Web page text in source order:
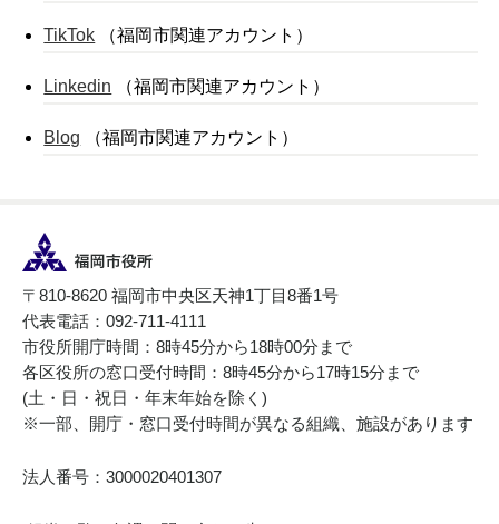
TikTok （福岡市関連アカウント）
Linkedin （福岡市関連アカウント）
Blog （福岡市関連アカウント）
〒810-8620 福岡市中央区天神1丁目8番1号
代表電話：092-711-4111
市役所開庁時間：8時45分から18時00分まで
各区役所の窓口受付時間：8時45分から17時15分まで
(土・日・祝日・年末年始を除く)
※一部、開庁・窓口受付時間が異なる組織、施設があります
法人番号：3000020401307